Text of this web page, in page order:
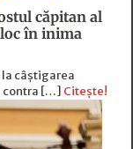
căpitan al
în inima
la câștigarea
contra […] Citește!